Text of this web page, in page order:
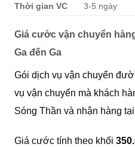
Thời gian VC 3-5 ngày
Giá cước vận chuyển
Ga đến Ga
Gói dịch vụ vận chuyển
vụ vận chuyển mà khách
Sóng Thần và nhận hàng
Giá cước tính theo khối